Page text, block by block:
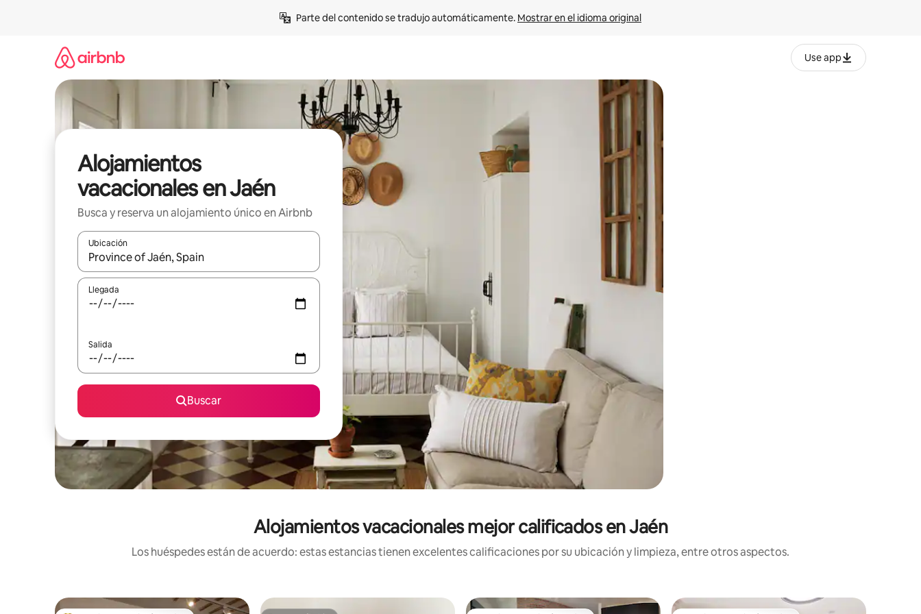
Parte del contenido se tradujo automáticamente. Mostrar en el idioma original
Use app
Alojamientos
vacacionales en Jaén
Busca y reserva un alojamiento único en Airbnb
Ubicación
Cuando los resultados estén disponibles, podrás navegar usando las teclas de las flechas hacia arriba y hacia abajo, o bien tocando y deslizando la pantalla.
Llegada
Salida
Buscar
Alojamientos vacacionales mejor calificados en Jaén
Los huéspedes están de acuerdo: estas estancias tienen excelentes calificaciones por su ubicación y limpieza, entre otros aspectos.